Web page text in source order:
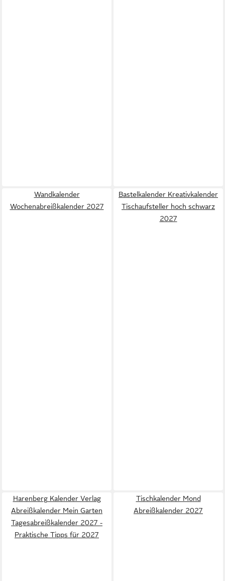
Wandkalender
Wochenabreißkalender 2027
Bastelkalender Kreativkalender
Tischaufsteller hoch schwarz
2027
Harenberg Kalender Verlag
Abreißkalender Mein Garten
Tagesabreißkalender 2027 -
Praktische Tipps für 2027
Tischkalender Mond
Abreißkalender 2027